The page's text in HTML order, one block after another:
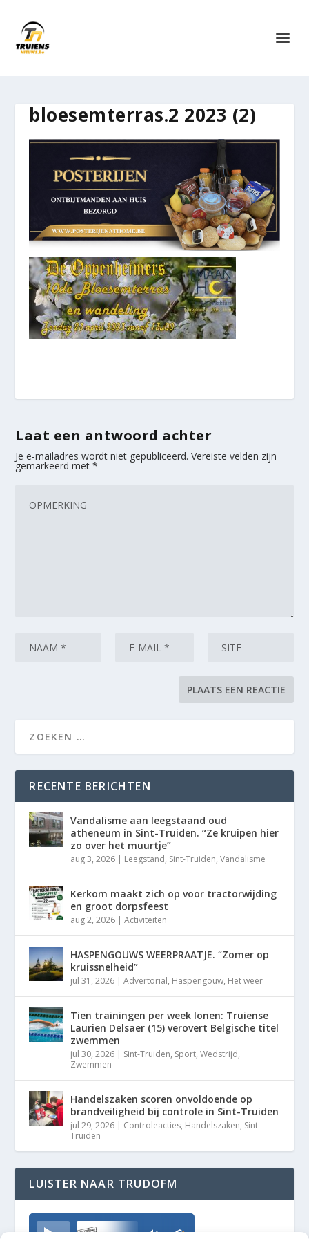
bloesemterras.2 2023 (2)
Laat een antwoord achter
Je e-mailadres wordt niet gepubliceerd. Vereiste velden zijn
gemarkeerd met*
RECENTE BERICHTEN
Vandalisme aan leegstaand oud
atheneum in Sint-Truiden. “Ze kruipen hier
zo over het muurtje”
aug 3, 2026 | Leegstand, Sint-Truiden,Vandalisme
Kerkom maakt zich op voor tractorwijding
en groot dorpsfeest
aug 2, 2026 |Activiteiten
HASPENGOUWS WEERPRAATJE. “Zomer op
kruissnelheid”
jul 31, 2026 |Advertorial, Haspengouw, Het weer
Tien trainingen per week lonen: Truiense
Laurien Delsaer (15) verovert Belgische titel
zwemmen
jul 30, 2026 | Sint-Truiden, Sport,Wedstrijd,
Zwemmen
Handelszaken scoren onvoldoende op
brandveiligheid bij controle in Sint-Truiden
jul 29, 2026 | Controleacties, Handelszaken, Sint-
Truiden
LUISTER NAAR TRUDOFM
TrudoFM